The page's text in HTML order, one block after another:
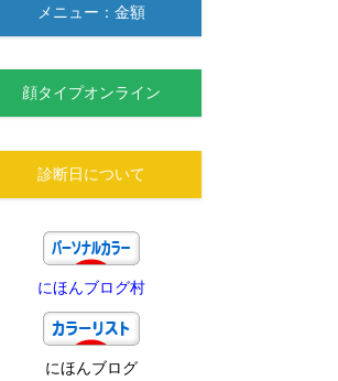
メニュー：金額
顔タイプオンライン
診断日について
にほんブログ村
にほんブログ